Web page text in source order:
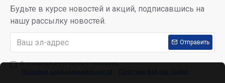
Будьте в курсе новостей и акций, подписавшись на
нашу рассылку новостей.
Отправить
Я прочитал и согласен с условиям:
Политика конфиденциальности
Политика файлов cookie